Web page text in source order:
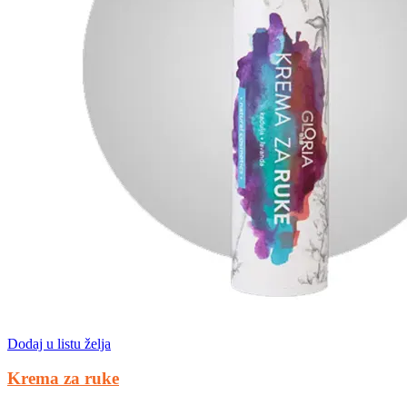
Dodaj u listu želja
Krema za ruke